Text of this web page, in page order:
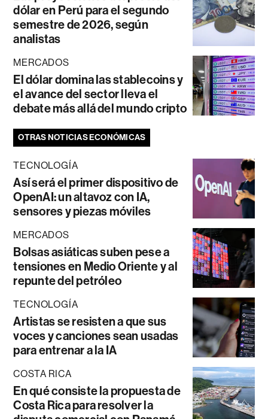
dólar en Perú para el segundo
semestre de 2026, según
analistas
MERCADOS
El dólar domina las stablecoins y
el avance del sector lleva el
debate más allá del mundo cripto
OTRAS NOTICIAS ECONÓMICAS
TECNOLOGÍA
Así será el primer dispositivo de
OpenAI: un altavoz con IA,
sensores y piezas móviles
MERCADOS
Bolsas asiáticas suben pese a
tensiones en Medio Oriente y al
repunte del petróleo
TECNOLOGÍA
Artistas se resisten a que sus
voces y canciones sean usadas
para entrenar a la IA
COSTA RICA
En qué consiste la propuesta de
Costa Rica para resolver la